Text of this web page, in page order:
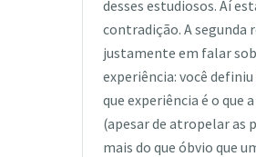
desses estudiosos. Aí
contradição. A segunda
justamente em falar
experiência: você
que experiência é o que
(apesar de atropelar as
mais do que óbvio que